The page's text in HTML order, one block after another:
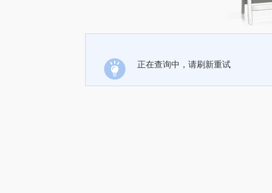
正在查询中，请刷新重试